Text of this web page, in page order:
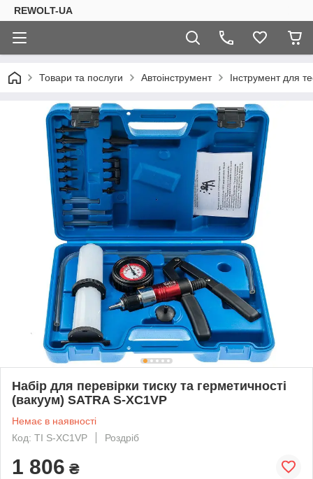
REWOLT-UA
Товари та послуги Автоінструмент Інструмент для
Набір для перевірки тиску та герметичності
(вакуум) SATRA S-XC1VP
Немає в наявності
Код: TI S-XC1VP
Роздріб
1 806 ₴